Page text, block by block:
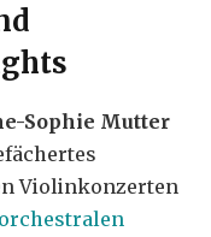
Sophie Mutter
Violinkonzerten
orchestralen